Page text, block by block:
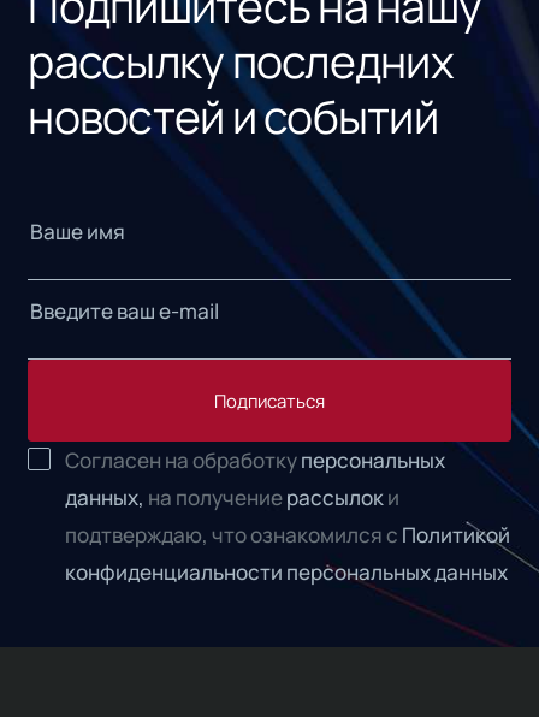
рассылку последних
новостей и событий
Подписаться
Согласен на обработкуперсональных
данных, на получениерассылоки
подтверждаю, что ознакомился с Политикой
конфиденциальности персональных данных